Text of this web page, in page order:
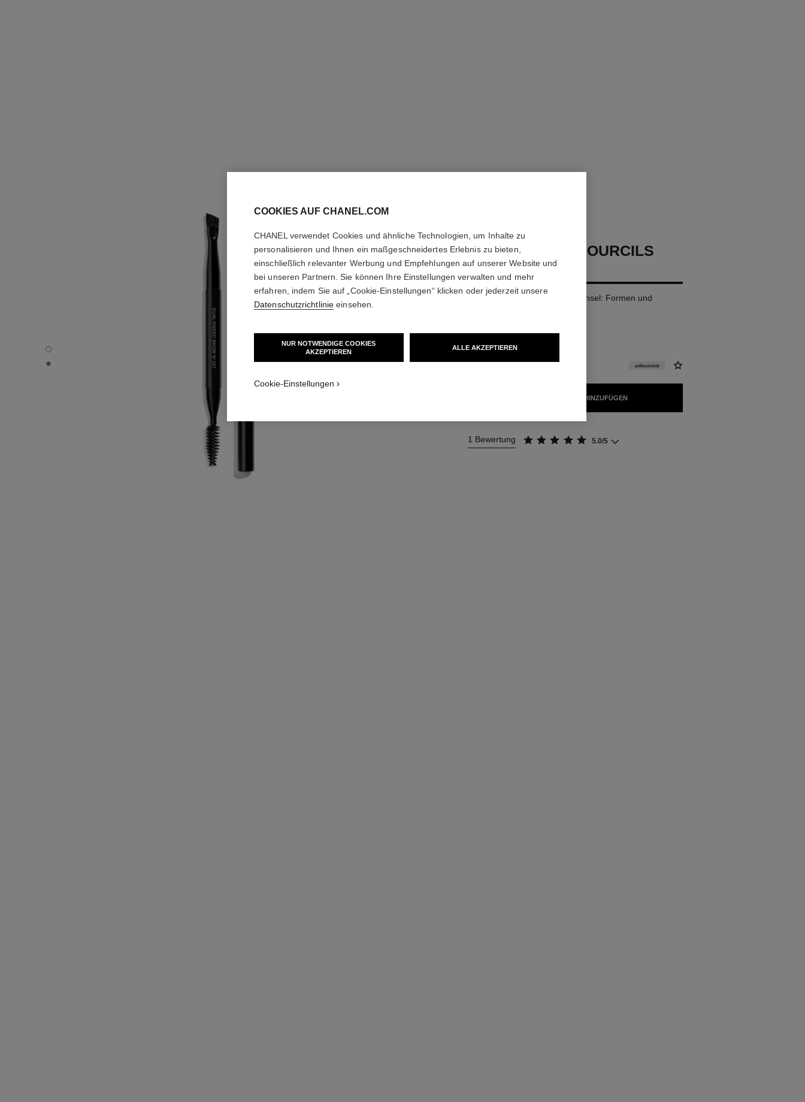
PINCEAU DUO SOURCILS N°207 - Standardansicht
PINCEAU DUO SOURCILS N°207 - Alternative Ansicht 1
PINCEAU DUO SOURCILS
N°207
Doppelseitiger Augenbrauen-pinsel: Formen und
exklusivität
ZUM WARENKORB HINZUFÜGEN
1 Bewertung 5.0/5
COOKIES AUF CHANEL.COM
CHANEL verwendet Cookies und ähnliche Technologien, um Inhalte zu
personalisieren und Ihnen ein maßgeschneidertes Erlebnis zu bieten,
einschließlich relevanter Werbung und Empfehlungen auf unserer Website und
bei unseren Partnern. Sie können Ihre Einstellungen verwalten und mehr
erfahren, indem Sie auf „Cookie-Einstellungen“ klicken oder jederzeit unsere
Datenschutzrichtlinie einsehen.
NUR NOTWENDIGE COOKIES
AKZEPTIEREN
ALLE AKZEPTIEREN
Cookie-Einstellungen